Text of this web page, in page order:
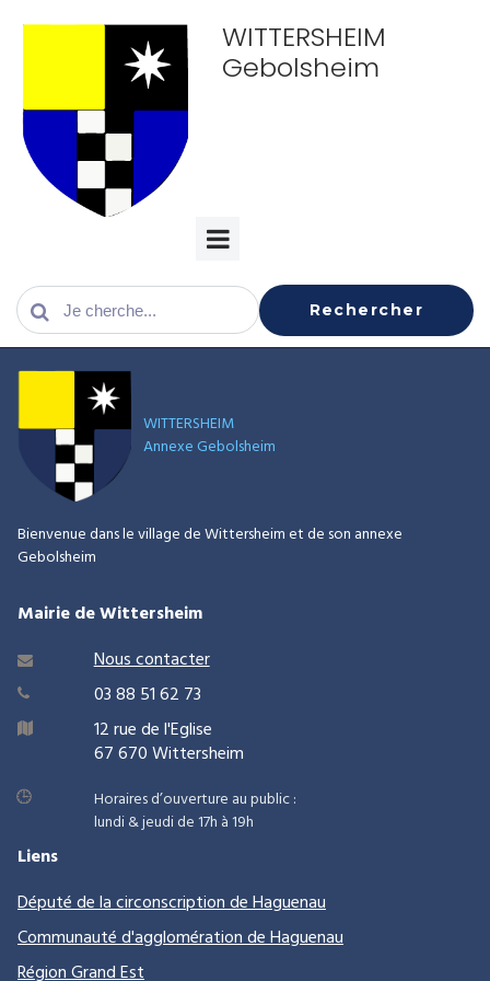
WITTERSHEIM
Gebolsheim
Rechercher
WITTERSHEIM
Annexe Gebolsheim
Bienvenue dans le village de Wittersheim et de son annexe
Gebolsheim
Mairie de Wittersheim
 Nous contacter
 03 88 51 62 73
12 rue de l'Eglise
67 670 Wittersheim
Horaires d’ouverture au public :
lundi & jeudi de 17h à 19h
Liens
Député de la circonscription deHaguenau
Communauté d'agglomération de Haguenau
Région Grand Est